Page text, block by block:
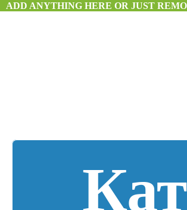
ADD ANYTHING HERE OR JUST